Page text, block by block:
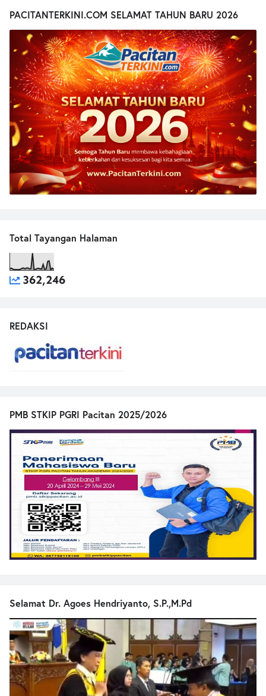
PACITANTERKINI.COM SELAMAT TAHUN BARU 2026
Total Tayangan Halaman
362,246
REDAKSI
PMB STKIP PGRI Pacitan 2025/2026
Selamat Dr. Agoes Hendriyanto, S.P.,M.Pd